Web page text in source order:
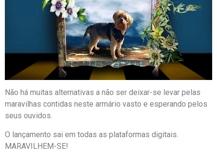
Não há muitas alternativas a não ser deixar-se levar pelas
maravilhas contidas neste armário vasto e esperando pelos
seus ouvidos.
O lançamento sai em todas as plataformas digitais.
MARAVILHEM-SE!